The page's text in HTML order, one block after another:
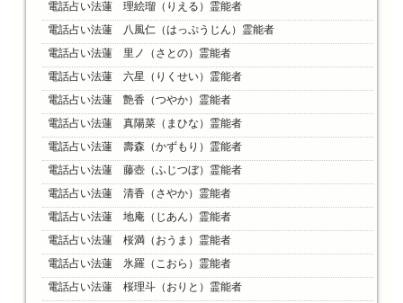
電話占い法蓮 理絵瑠（りえる）霊能者
電話占い法蓮 八風仁（はっぷうじん）霊能者
電話占い法蓮 里ノ（さとの）霊能者
電話占い法蓮 六星（りくせい）霊能者
電話占い法蓮 艶香（つやか）霊能者
電話占い法蓮 真陽菜（まひな）霊能者
電話占い法蓮 壽森（かずもり）霊能者
電話占い法蓮 藤壺（ふじつぼ）霊能者
電話占い法蓮 清香（さやか）霊能者
電話占い法蓮 地庵（じあん）霊能者
電話占い法蓮 桜満（おうま）霊能者
電話占い法蓮 氷羅（こおら）霊能者
電話占い法蓮 桜理斗（おりと）霊能者